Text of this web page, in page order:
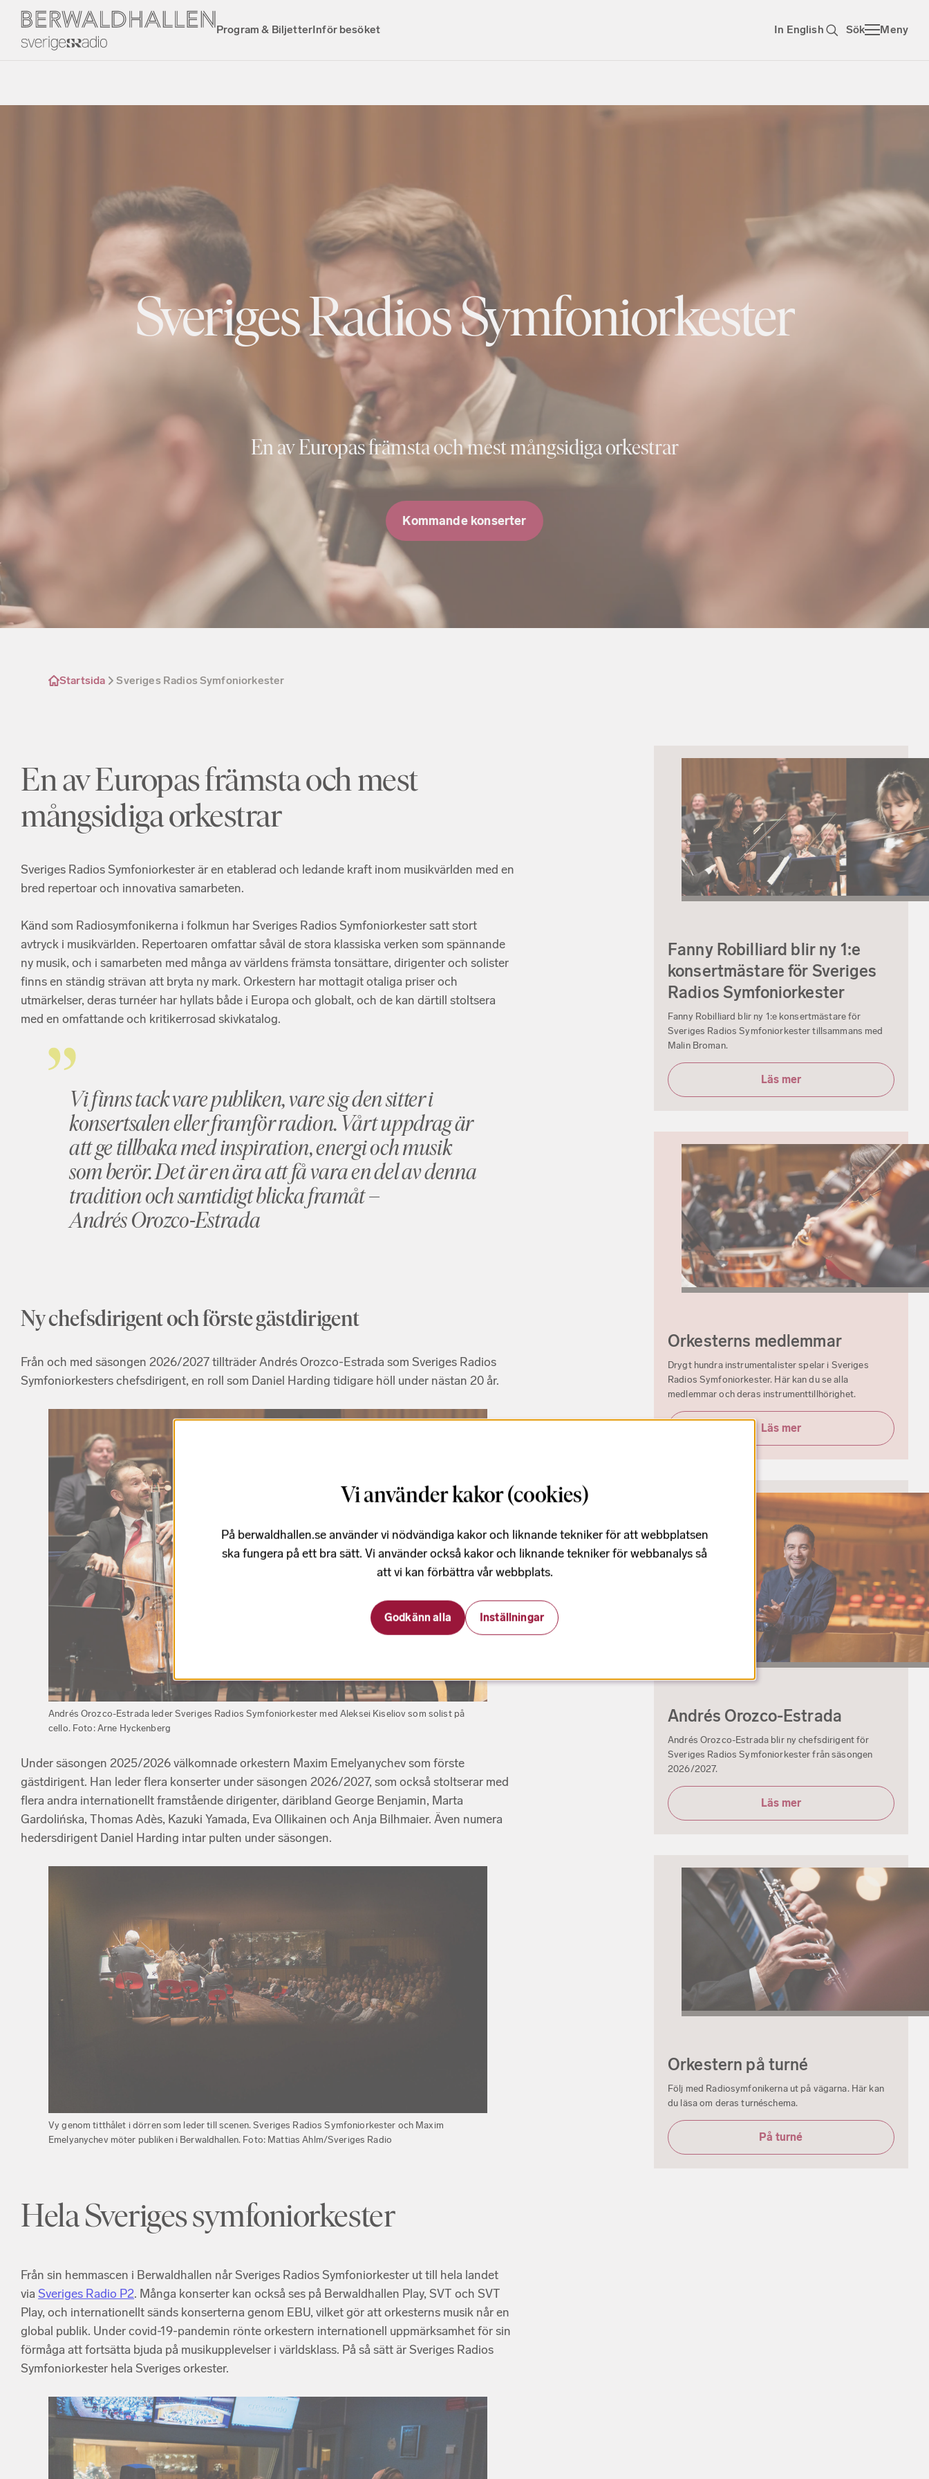
Program & BiljetterInför besöket In English Sök Meny
Sveriges Radios Symfoniorkester
En av Europas främsta och mest mångsidiga orkestrar
Kommande konserter
Startsida Sveriges Radios Symfoniorkester
En av Europas främsta och mest
mångsidiga orkestrar
Sveriges Radios Symfoniorkester är en etablerad och ledande kraft inom musikvärlden med en
bred repertoar och innovativa samarbeten.
Känd som Radiosymfonikerna i folkmun har Sveriges Radios Symfoniorkester satt stort
avtryck i musikvärlden. Repertoaren omfattar såväl de stora klassiska verken som spännande
ny musik, och i samarbeten med många av världens främsta tonsättare, dirigenter och solister
finns en ständig strävan att bryta ny mark. Orkestern har mottagit otaliga priser och
utmärkelser, deras turnéer har hyllats både i Europa och globalt, och de kan därtill stoltsera
med en omfattande och kritikerrosad skivkatalog.
Vi finns tack vare publiken, vare sig den sitter i
konsertsalen eller framför radion. Vårt uppdrag är
att ge tillbaka med inspiration, energi och musik
som berör. Det är en ära att få vara en del av denna
tradition och samtidigt blicka framåt –
Andrés Orozco-Estrada
Ny chefsdirigent och förste gästdirigent
Från och med säsongen 2026/2027 tillträder Andrés Orozco-Estrada som Sveriges Radios
Symfoniorkesters chefsdirigent, en roll som Daniel Harding tidigare höll under nästan 20 år.
Andrés Orozco-Estrada leder Sveriges Radios Symfoniorkester med Aleksei Kiseliov som solist på
cello. Foto: Arne Hyckenberg
Under säsongen 2025/2026 välkomnade orkestern Maxim Emelyanychev som förste
gästdirigent. Han leder flera konserter under säsongen 2026/2027, som också stoltserar med
flera andra internationellt framstående dirigenter, däribland George Benjamin, Marta
Gardolińska, Thomas Adès, Kazuki Yamada, Eva Ollikainen och Anja Bilhmaier. Även numera
hedersdirigent Daniel Harding intar pulten under säsongen.
Vy genom titthålet i dörren som leder till scenen. Sveriges Radios Symfoniorkester och Maxim
Emelyanychev möter publiken i Berwaldhallen. Foto: Mattias Ahlm/Sveriges Radio
Hela Sveriges symfoniorkester
Från sin hemmascen i Berwaldhallen når Sveriges Radios Symfoniorkester ut till hela landet
via Sveriges Radio P2. Många konserter kan också ses på Berwaldhallen Play, SVT och SVT
Play, och internationellt sänds konserterna genom EBU, vilket gör att orkesterns musik når en
global publik. Under covid-19-pandemin rönte orkestern internationell uppmärksamhet för sin
förmåga att fortsätta bjuda på musikupplevelser i världsklass. På så sätt är Sveriges Radios
Symfoniorkester hela Sveriges orkester.
Fanny Robilliard blir ny 1:e
konsertmästare för Sveriges
Radios Symfoniorkester
Fanny Robilliard blir ny 1:e konsertmästare för
Sveriges Radios Symfoniorkester tillsammans med
Malin Broman.
Läs mer
Orkesterns medlemmar
Drygt hundra instrumentalister spelar i Sveriges
Radios Symfoniorkester. Här kan du se alla
medlemmar och deras instrumenttillhörighet.
Läs mer
Andrés Orozco-Estrada
Andrés Orozco-Estrada blir ny chefsdirigent för
Sveriges Radios Symfoniorkester från säsongen
2026/2027.
Läs mer
Orkestern på turné
Följ med Radiosymfonikerna ut på vägarna. Här kan
du läsa om deras turnéschema.
På turné
Vi använder kakor (cookies)
På berwaldhallen.se använder vi nödvändiga kakor och liknande tekniker för att webbplatsen
ska fungera på ett bra sätt. Vi använder också kakor och liknande tekniker för webbanalys så
att vi kan förbättra vår webbplats.
Godkänn alla Inställningar